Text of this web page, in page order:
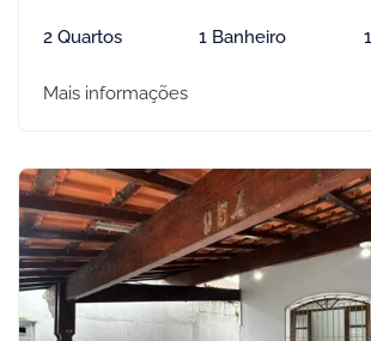
2 Quartos 1 Banheiro
Mais informações